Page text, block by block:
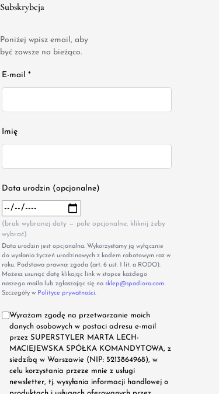
Subskrybcja
Poniżej wpisz email, aby
być zawsze na bieżąco.
E-mail *
Imię
Data urodzin (opcjonalne)
(brak wybranej daty — pole opcjonalne, kliknij żeby
wybrać)
Data urodzin jest opcjonalna. Wykorzystamy ją wyłącznie
do wysłania życzeń urodzinowych z kodem rabatowym raz w
roku. Podstawa prawna: zgoda (art. 6 ust. 1 lit. a RODO).
Możesz usunąć datę klikając link w stopce każdego
naszego maila lub zgłaszając się na sklep@spadiora.com.
Szczegóły w Polityce prywatności.
Wyrażam zgodę na przetwarzanie moich
danych osobowych w postaci adresu e-mail
przez SUPERSTYLER MARTA LECH-
MACIEJEWSKA SPÓŁKA KOMANDYTOWA, z
siedzibą w Warszawie (NIP: 5213864968), w
celu korzystania przeze mnie z usługi
newsletter, tj. wysyłania informacji handlowej o